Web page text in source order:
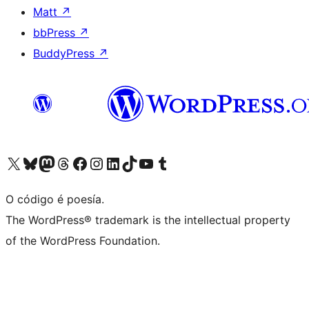
Matt ↗
bbPress ↗
BuddyPress ↗
Visita la cuenta de X (anteriormente Twitter)
Visita a nosa conta de Bluesky
Visita a nosa conta de Mastodon
Visita a nosa conta de Threads
Visita a nosa páxina de Facebook
Visita a nosa conta de Instagram
Visita a nosa conta de LinkedIn
Visita a nosa conta de TikTok
Visita a nosa canle de YouTube
Visita a nosa conta de Tumblr
O código é poesía.
The WordPress® trademark is the intellectual property
of the WordPress Foundation.